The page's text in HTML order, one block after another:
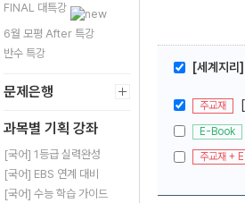
FINAL 대특강
6월 모평 After 특강
반수 특강
문제은행
과목별 기획 강좌
[국어] 1등급 실력완성
[국어] EBS 연계 대비
[국어] 수능 학습 가이드
[세계지
주교재
E-Book
주교재 +